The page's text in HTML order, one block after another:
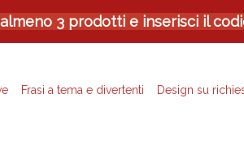
almeno 3 prodotti e inserisci il
Frasi a tema e divertenti Design su